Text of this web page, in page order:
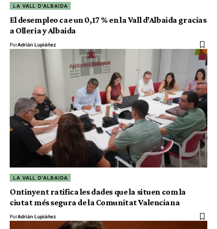
LA VALL D'ALBAIDA
El desempleo cae un 0,17 % en la Vall d’Albaida gracias
a Olleria y Albaida
PorAdrián Lupiáñez
LA VALL D'ALBAIDA
Ontinyent ratifica les dades que la situen com la
ciutat més segura de la Comunitat Valenciana
PorAdrián Lupiáñez